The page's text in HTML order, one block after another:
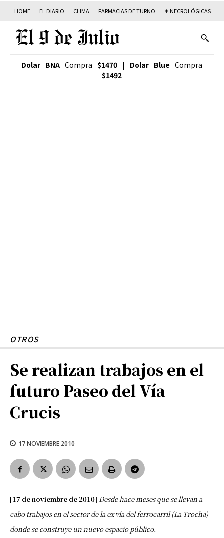
HOME EL DIARIO CLIMA FARMACIAS DE TURNO ✟ NECROLÓGICAS
Dolar BNA Compra $1470 | Dolar Blue Compra
$1492
OTROS
Se realizan trabajos en el
futuro Paseo del Vía
Crucis
17 NOVIEMBRE 2010
[17 de noviembre de 2010] Desde hace meses que se llevan a
cabo trabajos en el sector de la ex vía del ferrocarril (La Trocha)
donde se construye un nuevo espacio público.